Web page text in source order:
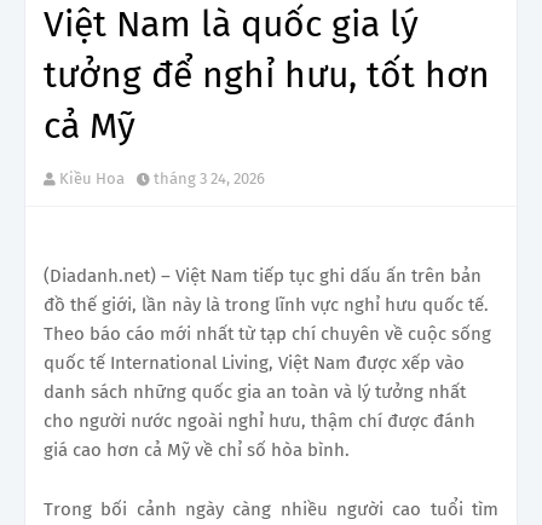
Việt Nam là quốc gia lý
tưởng để nghỉ hưu, tốt hơn
cả Mỹ
Kiều Hoa tháng 3 24, 2026
(Diadanh.net) – Việt Nam tiếp tục ghi dấu ấn trên bản
đồ thế giới, lần này là trong lĩnh vực nghỉ hưu quốc tế.
Theo báo cáo mới nhất từ tạp chí chuyên về cuộc sống
quốc tế International Living, Việt Nam được xếp vào
danh sách những quốc gia an toàn và lý tưởng nhất
cho người nước ngoài nghỉ hưu, thậm chí được đánh
giá cao hơn cả Mỹ về chỉ số hòa bình.
Trong bối cảnh ngày càng nhiều người cao tuổi tìm